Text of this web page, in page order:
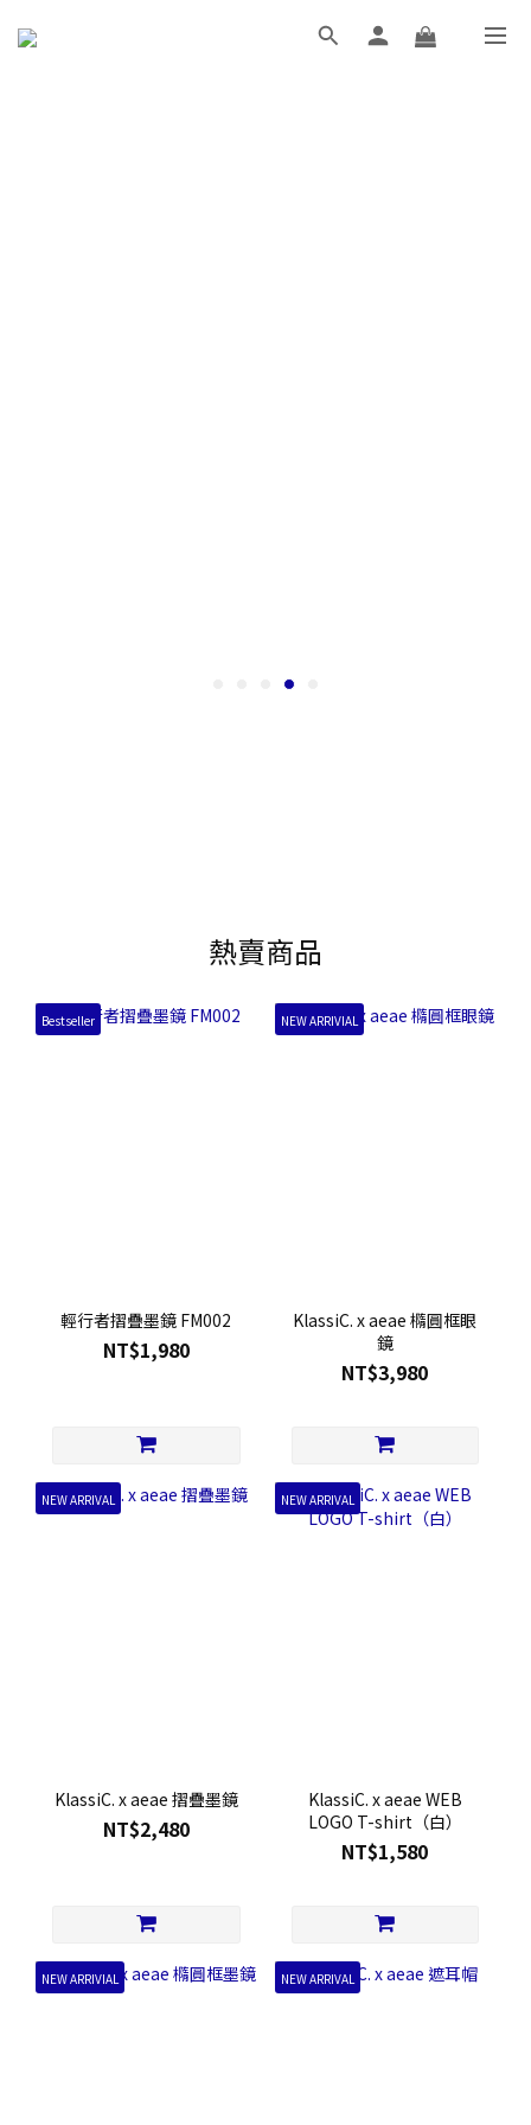
熱賣商品
Bestseller
輕行者摺疊墨鏡 FM002
NT$1,980
NEW ARRIVIAL
KlassiC. x aeae 橢圓框眼
鏡
NT$3,980
NEW ARRIVAL
KlassiC. x aeae 摺疊墨鏡
NT$2,480
NEW ARRIVAL
KlassiC. x aeae WEB
LOGO T-shirt（白）
NT$1,580
NEW ARRIVIAL NEW ARRIVAL